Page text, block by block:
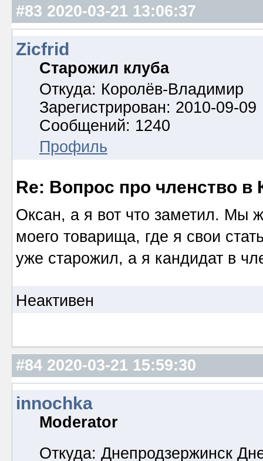
#83 2020-03-21 13:06:37
Zicfrid
Старожил клуба
Откуда: Королёв-Владимир
Зарегистрирован: 2010-09-09
Сообщений: 1240
Профиль
Re: Вопрос про членство в
Оксан, а я вот что заметил. Мы
моего товарища, где я свои
уже старожил, а я кандидат в
Неактивен
#84 2020-03-21 15:59:30
innochka
Moderator
Откуда: Днепродзержинск